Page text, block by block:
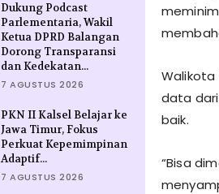
Dukung Podcast
Parlementaria, Wakil
Ketua DPRD Balangan
Dorong Transparansi
dan Kedekatan...
7 AGUSTUS 2026
PKN II Kalsel Belajar ke
Jawa Timur, Fokus
Perkuat Kepemimpinan
Adaptif...
7 AGUSTUS 2026
Walikota
data
baik.
“Bisa